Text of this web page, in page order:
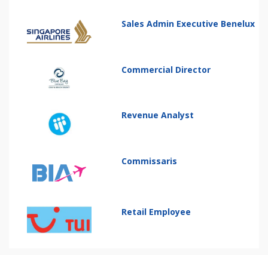
Sales Admin Executive Benelux
Commercial Director
Revenue Analyst
Commissaris
Retail Employee